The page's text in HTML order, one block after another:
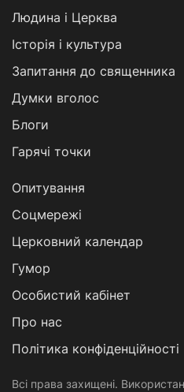
Людина і Церква
Історія і культура
Запитання до священника
Думки вголос
Блоги
Гарячі точки
Опитування
Соцмережі
Церковний календар
Гумор
Особистий кабінет
Про нас
Політика конфіденційності
Всі права захищені.